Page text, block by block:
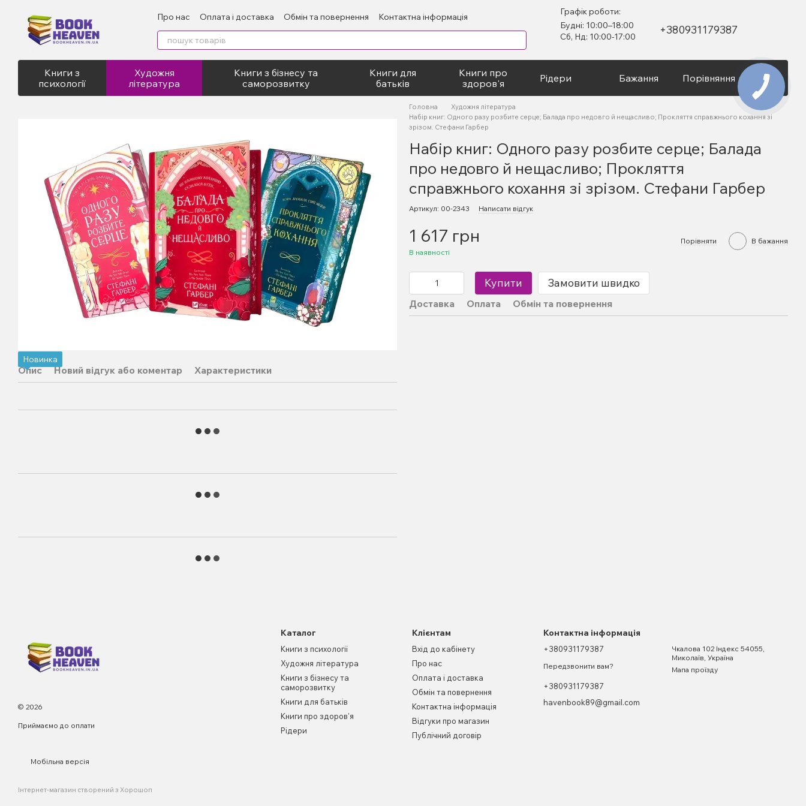
Про нас Оплата і доставка Обмін та повернення
Контактна інформація
Відгуки про магазин
Публічний договір
Графік роботи:
Будні: 10:00–18:00
Сб, Нд: 10:00-17:00
+380931179387
Книги з
психології
Художня
література
Книги з бізнесу та
саморозвитку
Книги для
батьків
Книги про
здоров'я
Рідери Бажання Порівняння Вхід
Новинка
Опис Новий відгук або коментар Характеристики
Головна
Художня література
Набір книг: Одного разу розбите серце; Балада про недовго й нещасливо; Прокляття справжнього кохання зі
зрізом. Стефани Гарбер
Набір книг: Одного разу розбите серце; Балада
про недовго й нещасливо; Прокляття
справжнього кохання зі зрізом. Стефани Гарбер
Артикул: 00-2343 Написати відгук
1 617 грн
В наявності
Порівняти В бажання
Купити Замовити швидко
Доставка Оплата Обмін та повернення
© 2026
Приймаємо до оплати
Мобільна версія
Інтернет-магазин створений з Хорошоп
Каталог
Книги з психології
Художня література
Книги з бізнесу та
саморозвитку
Книги для батьків
Книги про здоров'я
Рідери
Клієнтам
Вхід до кабінету
Про нас
Оплата і доставка
Обмін та повернення
Контактна інформація
Відгуки про магазин
Публічний договір
Контактна інформація
+380931179387
Передзвонити вам?
+380931179387
havenbook89@gmail.com
Чкалова 102 Індекс 54055,
Миколаїв, Україна
Мапа проїзду